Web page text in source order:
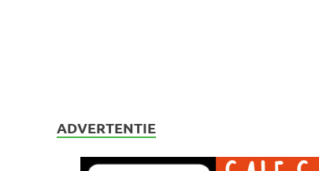
ADVERTENTIE